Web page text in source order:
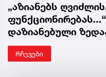
„აზიანებს
დაზიანებული
რჩევები